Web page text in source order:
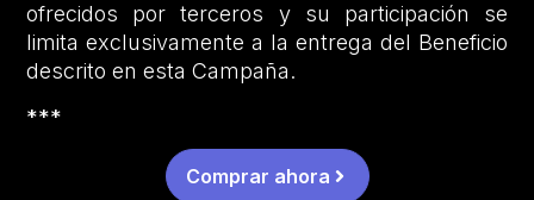
ofrecidos por terceros y su participación se
limita exclusivamente a la entrega del Beneficio
descrito en esta Campaña.
***
Comprar ahora